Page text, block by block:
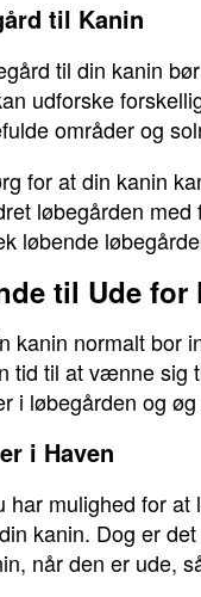
til Kanin
til din kanin
udforske
områder og
for at din kanin
løbegården
løbende
til Ude for
kanin normalt bor
tid til at vænne sig
i løbegården og
i Haven
har mulighed for
kanin. Dog er
når den er ude,